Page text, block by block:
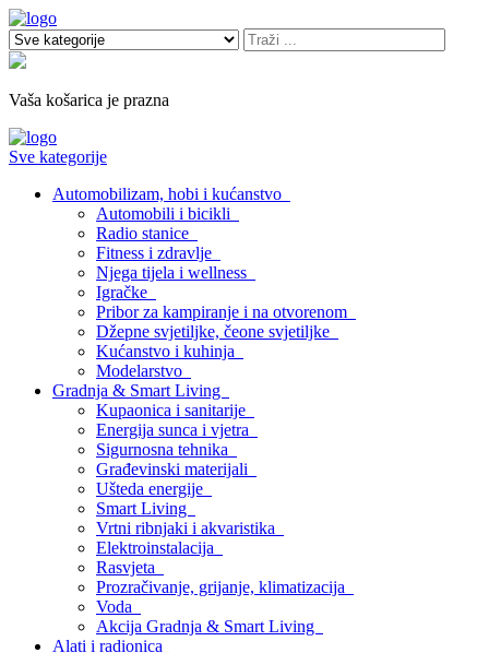
Vaša košarica je prazna
Sve kategorije
Automobilizam, hobi i kućanstvo
Automobili i bicikli
Radio stanice
Fitness i zdravlje
Njega tijela i wellness
Igračke
Pribor za kampiranje i na otvorenom
Džepne svjetiljke, čeone svjetiljke
Kućanstvo i kuhinja
Modelarstvo
Gradnja & Smart Living
Kupaonica i sanitarije
Energija sunca i vjetra
Sigurnosna tehnika
Građevinski materijali
Ušteda energije
Smart Living
Vrtni ribnjaki i akvaristika
Elektroinstalacija
Rasvjeta
Prozračivanje, grijanje, klimatizacija
Voda
Akcija Gradnja & Smart Living
Alati i radionica